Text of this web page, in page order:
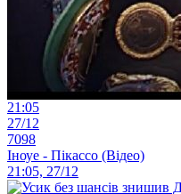
21:05
27/12
7098
Іноуе - Пікассо (Відео)
21:05, 27/12